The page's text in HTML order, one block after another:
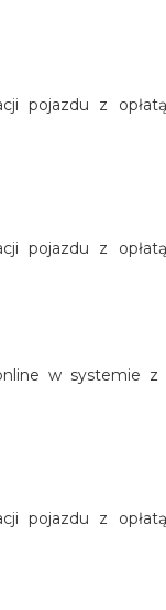
pojazdu z
pojazdu z
w systemie
pojazdu z